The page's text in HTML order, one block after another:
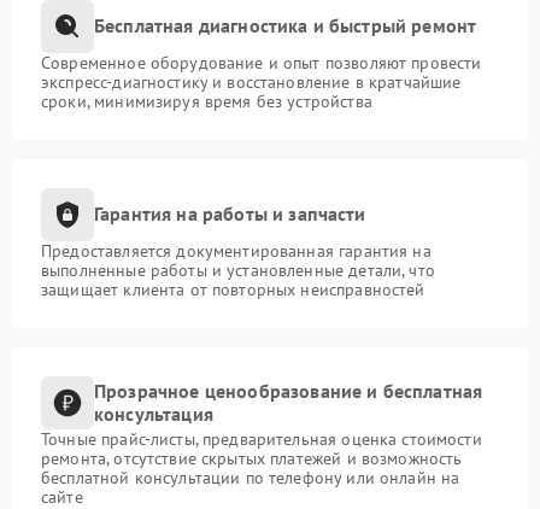
Бесплатная диагностика и быстрый ремонт
Современное оборудование и опыт позволяют провести
экспресс-диагностику и восстановление в кратчайшие
сроки, минимизируя время без устройства
Гарантия на работы и запчасти
Предоставляется документированная гарантия на
выполненные работы и установленные детали, что
защищает клиента от повторных неисправностей
Прозрачное ценообразование и бесплатная
консультация
Точные прайс-листы, предварительная оценка стоимости
ремонта, отсутствие скрытых платежей и возможность
бесплатной консультации по телефону или онлайн на
сайте